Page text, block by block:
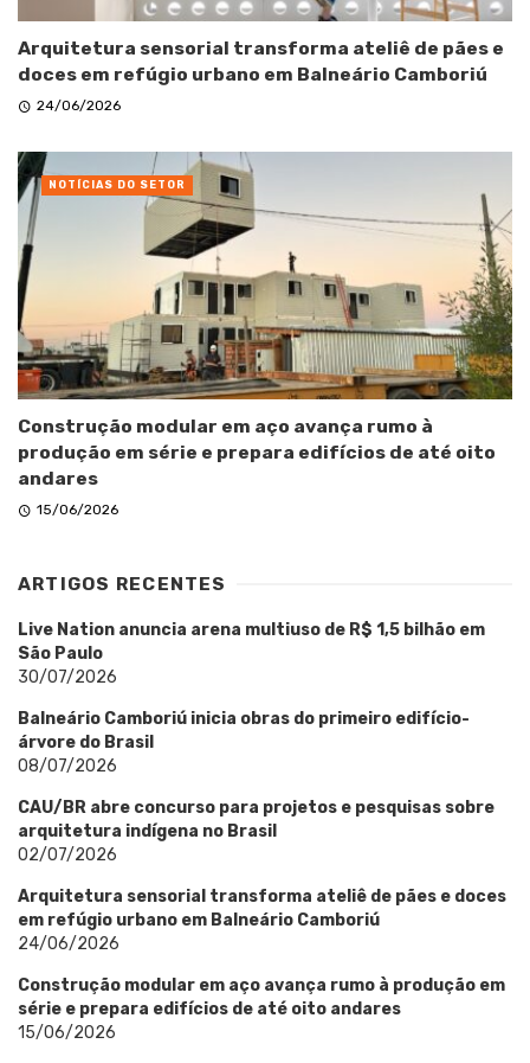
Arquitetura sensorial transforma ateliê de pães e
doces em refúgio urbano em Balneário Camboriú
24/06/2026
Construção modular em aço avança rumo à
produção em série e prepara edifícios de até oito
andares
15/06/2026
NOTÍCIAS DO SETOR
ARTIGOS RECENTES
Live Nation anuncia arena multiuso de R$ 1,5 bilhão em
São Paulo
30/07/2026
Balneário Camboriú inicia obras do primeiro edifício-
árvore do Brasil
08/07/2026
CAU/BR abre concurso para projetos e pesquisas sobre
arquitetura indígena no Brasil
02/07/2026
Arquitetura sensorial transforma ateliê de pães e doces
em refúgio urbano em Balneário Camboriú
24/06/2026
Construção modular em aço avança rumo à produção em
série e prepara edifícios de até oito andares
15/06/2026